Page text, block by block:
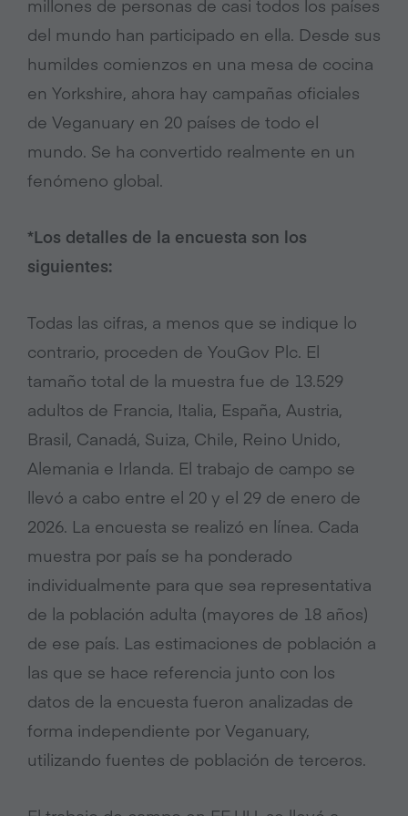
millones de personas de casi todos los países
del mundo han participado en ella. Desde sus
humildes comienzos en una mesa de cocina
en Yorkshire, ahora hay campañas oficiales
de Veganuary en 20 países de todo el
mundo. Se ha convertido realmente en un
fenómeno global.
*Los detalles de la encuesta son los
siguientes:
Todas las cifras, a menos que se indique lo
contrario, proceden de YouGov Plc. El
tamaño total de la muestra fue de 13.529
adultos de Francia, Italia, España, Austria,
Brasil, Canadá, Suiza, Chile, Reino Unido,
Alemania e Irlanda. El trabajo de campo se
llevó a cabo entre el 20 y el 29 de enero de
2026. La encuesta se realizó en línea. Cada
muestra por país se ha ponderado
individualmente para que sea representativa
de la población adulta (mayores de 18 años)
de ese país. Las estimaciones de población a
las que se hace referencia junto con los
datos de la encuesta fueron analizadas de
forma independiente por Veganuary,
utilizando fuentes de población de terceros.